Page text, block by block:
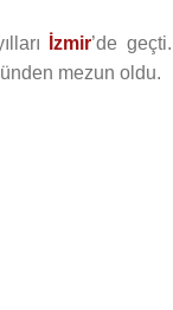
İzmir’de geçti.
mezun oldu.